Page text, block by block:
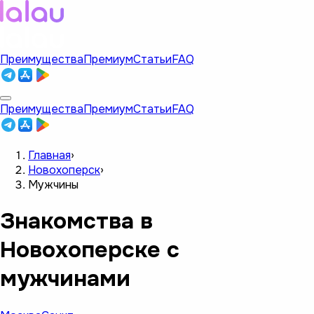
ПреимуществаПремиумСтатьиFAQ
ПреимуществаПремиумСтатьиFAQ
Главная›
Новохоперск›
Мужчины
Знакомства в
Новохоперске с
мужчинами